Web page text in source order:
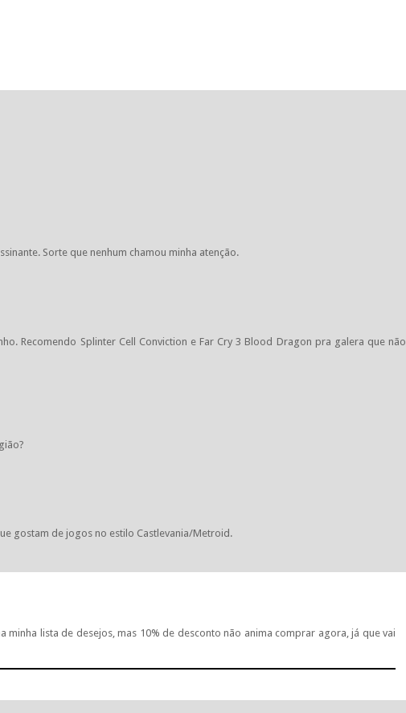
Sorte que nenhum chamou minha atenção.
Recomendo Splinter Cell Conviction e Far Cry 3 Blood Dragon pra galera que não
gostam de jogos no estilo Castlevania/Metroid.
minha lista de desejos, mas 10% de desconto não anima comprar agora, já que vai